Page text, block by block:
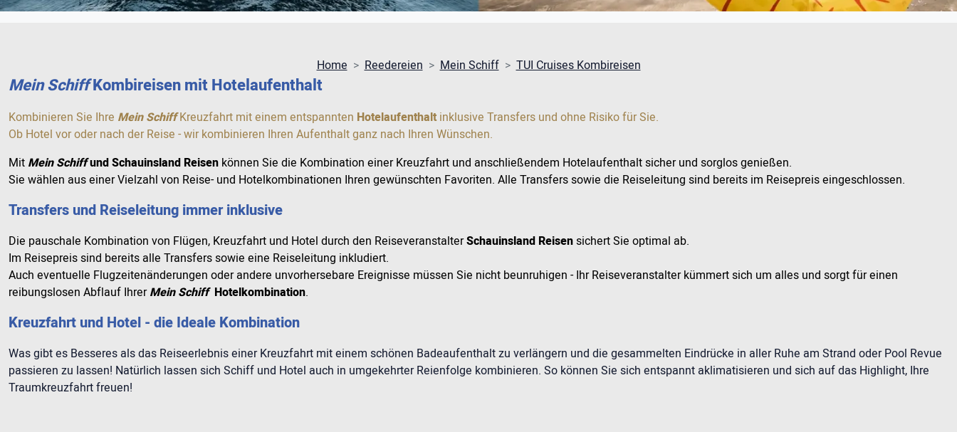
Home Reedereien Mein Schiff TUI Cruises Kombireisen
Mein SchiffKombireisen mit Hotelaufenthalt
Kombinieren Sie Ihre Mein SchiffKreuzfahrt mit einem entspannten Hotelaufenthaltinklusive Transfers und ohne Risiko für Sie.
Ob Hotel vor oder nach der Reise - wir kombinieren Ihren Aufenthalt ganz nach Ihren Wünschen.
Mit Mein Schiffund Schauinsland Reisen können Sie die Kombination einer Kreuzfahrt und anschließendem Hotelaufenthalt sicher und sorglos genießen.
Sie wählen aus einer Vielzahl von Reise- und Hotelkombinationen Ihren gewünschten Favoriten. Alle Transfers sowie die Reiseleitung sind bereits im Reisepreis eingeschlossen.
Transfers und Reiseleitung immer inklusive
Die pauschale Kombination von Flügen, Kreuzfahrt und Hotel durch den ReiseveranstalterSchauinsland Reisensichert Sie optimal ab.
Im Reisepreis sind bereits alle Transfers sowie eine Reiseleitung inkludiert.
Auch eventuelle Flugzeitenänderungen oder andere unvorhersebare Ereignisse müssen Sie nicht beunruhigen - Ihr Reiseveranstalter kümmert sich um alles und sorgt für einen
reibungslosen Abflauf IhrerMein Schiff Hotelkombination.
Kreuzfahrt und Hotel - die Ideale Kombination
Was gibt es Besseres als das Reiseerlebnis einer Kreuzfahrt mit einem schönen Badeaufenthalt zu verlängern und die gesammelten Eindrücke in aller Ruhe am Strand oder Pool Revue
passieren zu lassen! Natürlich lassen sich Schiff und Hotel auch in umgekehrter Reienfolge kombinieren. So können Sie sich entspannt aklimatisieren und sich auf das Highlight, Ihre
Traumkreuzfahrt freuen!